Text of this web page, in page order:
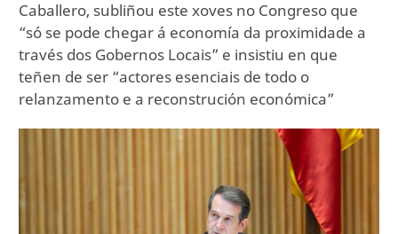
Caballero, subliñou este xoves no Congreso que
“só se pode chegar á economía da proximidade a
través dos Gobernos Locais” e insistiu en que
teñen de ser “actores esenciais de todo o
relanzamento e a reconstrución económica”